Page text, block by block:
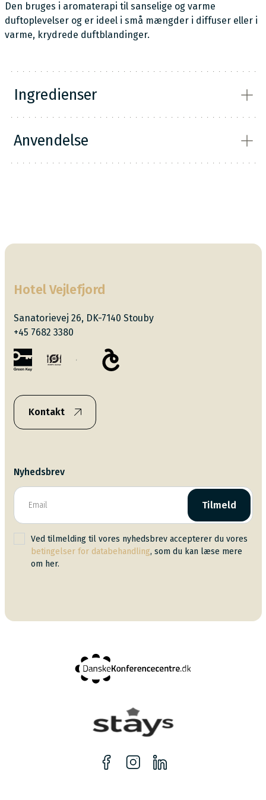
Den bruges i aromaterapi til sanselige og varme
duftoplevelser og er ideel i små mængder i diffuser eller i
varme, krydrede duftblandinger.
Ingredienser
forekommende allergener: Linalool; Limonene;
Anvendelse
Hotel Vejlefjord
Sanatorievej 26, DK-7140 Stouby
+45 7682 3380
Kontakt
Nyhedsbrev
Tilmeld
Ved tilmelding til vores nyhedsbrev accepterer du vores
betingelser for databehandling, som du kan læse mere
om her.